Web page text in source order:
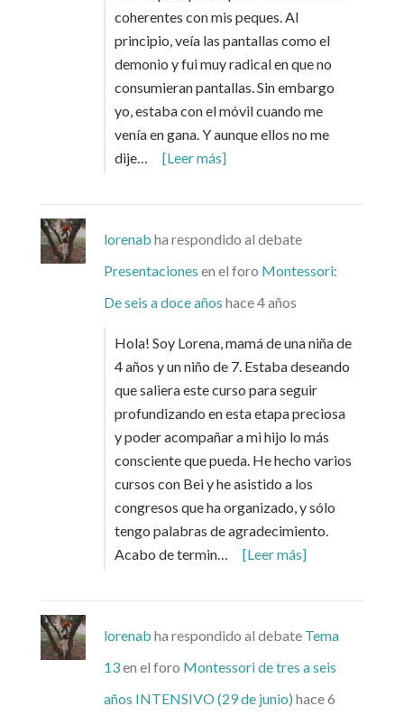
coherentes con mis peques. Al
principio, veía las pantallas como el
demonio y fui muy radical en que no
consumieran pantallas. Sin embargo
yo, estaba con el móvil cuando me
venía en gana. Y aunque ellos no me
dije…
[Leer más]
lorenab ha respondido al debate
Presentaciones en el foro Montessori:
De seis a doce años hace 4 años
Hola! Soy Lorena, mamá de una niña de
4 años y un niño de 7. Estaba deseando
que saliera este curso para seguir
profundizando en esta etapa preciosa
y poder acompañar a mi hijo lo más
consciente que pueda. He hecho varios
cursos con Bei y he asistido a los
congresos que ha organizado, y sólo
tengo palabras de agradecimiento.
Acabo de termin…
[Leer más]
lorenab ha respondido al debate Tema
13en el foro Montessori de tres a seis
años INTENSIVO (29 de junio) hace 6